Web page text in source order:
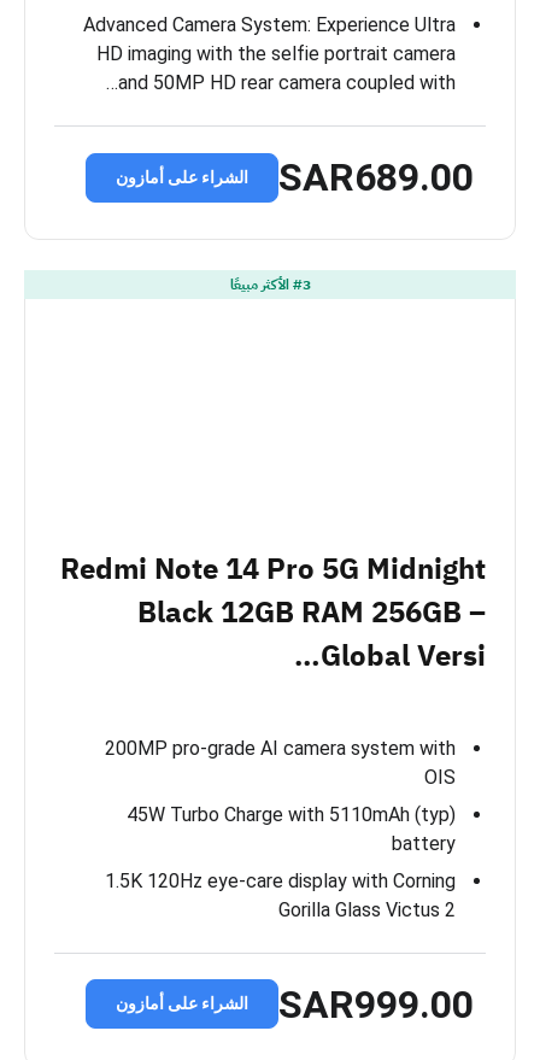
Advanced Camera System: Experience Ultra
HD imaging with the selfie portrait camera
and 50MP HD rear camera coupled with…
SAR689.00 الشراء على أمازون
#3 الأكثر مبيعًا
Redmi Note 14 Pro 5G Midnight
Black 12GB RAM 256GB –
Global Versi…
200MP pro-grade AI camera system with
OIS
45W Turbo Charge with 5110mAh (typ)
battery
1.5K 120Hz eye-care display with Corning
Gorilla Glass Victus 2
SAR999.00 الشراء على أمازون